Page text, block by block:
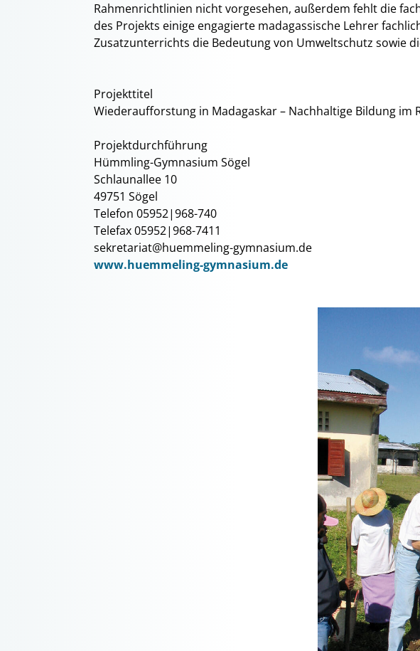
Rahmenrichtlinien nicht vorgesehen, außerdem fehlt die
des Projekts einige engagierte madagassische Lehrer
Zusatzunterrichts die Bedeutung von Umweltschutz sowie
Projekttitel
Wiederaufforstung in Madagaskar – Nachhaltige Bildung
Projektdurchführung
Hümmling-Gymnasium Sögel
Schlaunallee 10
49751 Sögel
Telefon 05952|968-740
Telefax 05952|968-7411
sekretariat@huemmeling-gymnasium.de
www.huemmeling-gymnasium.de